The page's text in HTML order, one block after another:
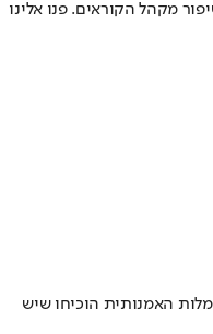
מקהל הקוראים. פנו אלינו
האמנותית הוכיחו שיש